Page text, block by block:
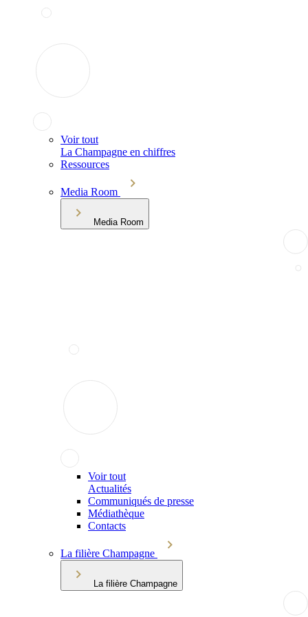
Voir tout
La Champagne en chiffres
Ressources
Media Room
Media Room
Voir tout
Actualités
Communiqués de presse
Médiathèque
Contacts
La filière Champagne
La filière Champagne